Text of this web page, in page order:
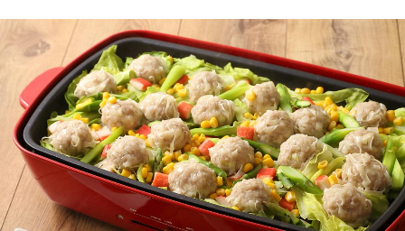
商品カテゴリ
酢 調味酢
お酢ドリンク ぽん酢
新商品一覧
キャンペーン情報
ブランド・スペシャルサイト
ブランド・スペシャルサイト トップ